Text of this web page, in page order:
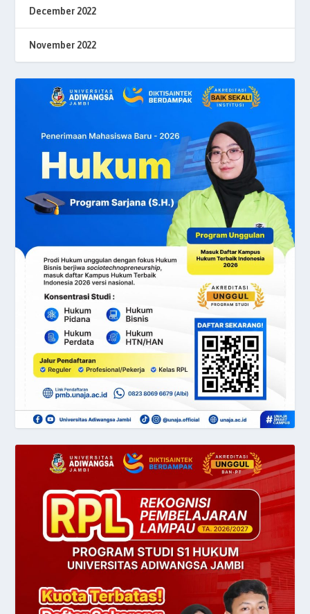
December 2022
November 2022